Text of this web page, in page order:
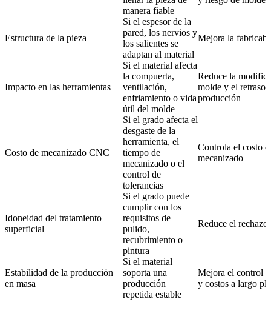
manera fiable
Estructura de la pieza
Si el espesor de la
pared, los nervios y
los salientes se
adaptan al material
Mejora la
Impacto en las herramientas
Si el material afecta
la compuerta,
ventilación,
enfriamiento o vida
útil del molde
Reduce la
molde y el retraso
producción
Costo de mecanizado CNC
Si el grado afecta el
desgaste de la
herramienta, el
tiempo de
mecanizado o el
control de
tolerancias
Controla el costo
mecanizado
Idoneidad del tratamiento
superficial
Si el grado puede
cumplir con los
requisitos de
pulido,
recubrimiento o
pintura
Reduce el rechazo
Estabilidad de la producción
en masa
Si el material
soporta una
producción
repetida estable
Mejora el control
y costos a largo